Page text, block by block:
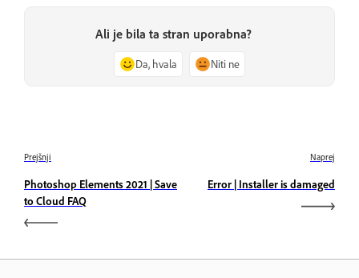
Ali je bila ta stran uporabna?
Da, hvala Niti ne
Prejšnji
Photoshop Elements 2021 | Save
to Cloud FAQ
Naprej
Error | Installer is damaged